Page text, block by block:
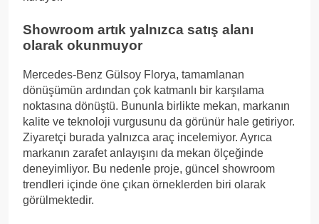
Showroom artık yalnızca satış alanı
olarak okunmuyor
Mercedes-Benz Gülsoy Florya, tamamlanan
dönüşümün ardından çok katmanlı bir karşılama
noktasına dönüştü. Bununla birlikte mekan, markanın
kalite ve teknoloji vurgusunu da görünür hale getiriyor.
Ziyaretçi burada yalnızca araç incelemiyor. Ayrıca
markanın zarafet anlayışını da mekan ölçeğinde
deneyimliyor. Bu nedenle proje, güncel showroom
trendleri içinde öne çıkan örneklerden biri olarak
görülmektedir.